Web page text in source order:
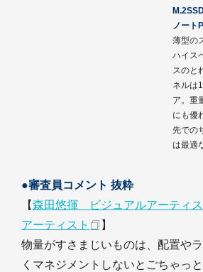
ノート
薄型の
ハイス
スのと
ネルは
ア。重
にも優
先での
は最適
●審査員コメント 抜粋
【森田悠揮 ビジュアルアーティ
アーティスト
】
物量がすさまじいものは、配置や
くマネジメントしないとごちゃっ